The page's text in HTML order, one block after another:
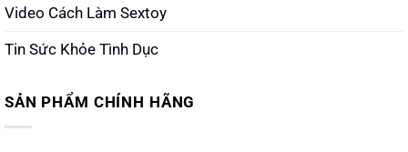
Video Cách Làm Sextoy
Tin Sức Khỏe Tình Dục
SẢN PHẨM CHÍNH HÃNG